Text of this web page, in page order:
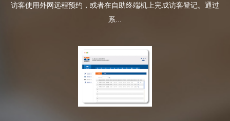
访客使用外网远程预约，或者在自助终端机上完成访客登记。通过
系...